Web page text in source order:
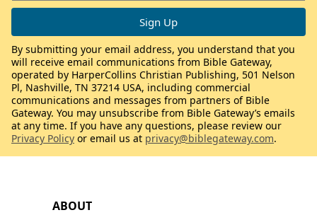
ABOUT
By submitting your email address, you understand that you
will receive email communications from Bible Gateway,
operated by HarperCollins Christian Publishing, 501 Nelson
Pl, Nashville, TN 37214 USA, including commercial
communications and messages from partners of Bible
Gateway. You may unsubscribe from Bible Gateway’s emails
at any time. If you have any questions, please review our
Privacy Policy or email us at privacy@biblegateway.com.